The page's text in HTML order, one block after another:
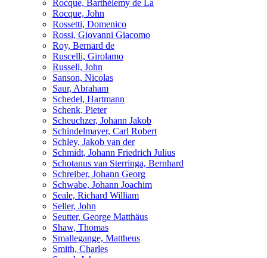
Rocque, Barthélemy de La
Rocque, John
Rossetti, Domenico
Rossi, Giovanni Giacomo
Roy, Bernard de
Ruscelli, Girolamo
Russell, John
Sanson, Nicolas
Saur, Abraham
Schedel, Hartmann
Schenk, Pieter
Scheuchzer, Johann Jakob
Schindelmayer, Carl Robert
Schley, Jakob van der
Schmidt, Johann Friedrich Julius
Schotanus van Sterringa, Bernhard
Schreiber, Johann Georg
Schwabe, Johann Joachim
Seale, Richard William
Seller, John
Seutter, George Matthäus
Shaw, Thomas
Smallegange, Mattheus
Smith, Charles